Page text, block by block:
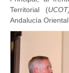
Territorial (
Andalucía